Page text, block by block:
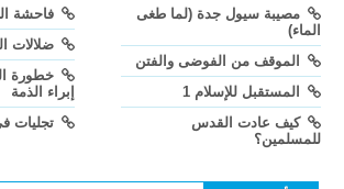
مصيبة سيول جدة (لما طغى
الماء)
الموقف من الفوضى والفتن
المستقبل للإسلام 1
كيف عادت القدس
للمسلمين؟
فاحشة
ضلالات
خطورة
إبراء الذمة
تجليات